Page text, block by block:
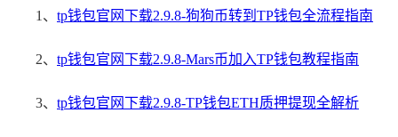
1、 tp钱包官网下载2.9.8-狗狗币转到TP钱包全流程指南
2、 tp钱包官网下载2.9.8-Mars币加入TP钱包教程指南
3、 tp钱包官网下载2.9.8-TP钱包ETH质押提现全解析